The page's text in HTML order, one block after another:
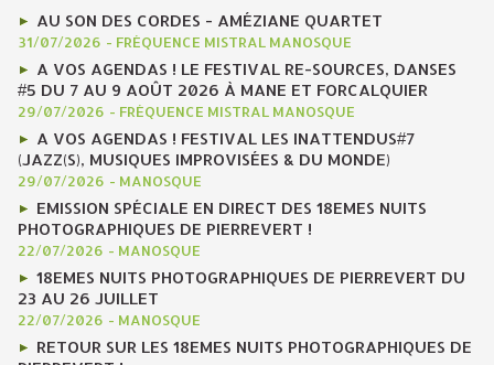
AU SON DES CORDES - AMÉZIANE QUARTET
31/07/2026 - FRÉQUENCE MISTRAL MANOSQUE
A VOS AGENDAS ! LE FESTIVAL RE-SOURCES, DANSES
#5 DU 7 AU 9 AOÛT 2026 À MANE ET FORCALQUIER
29/07/2026 - FRÉQUENCE MISTRAL MANOSQUE
A VOS AGENDAS ! FESTIVAL LES INATTENDUS#7
(JAZZ(S), MUSIQUES IMPROVISÉES & DU MONDE)
29/07/2026 - MANOSQUE
EMISSION SPÉCIALE EN DIRECT DES 18EMES NUITS
PHOTOGRAPHIQUES DE PIERREVERT !
22/07/2026 - MANOSQUE
18EMES NUITS PHOTOGRAPHIQUES DE PIERREVERT DU
23 AU 26 JUILLET
22/07/2026 - MANOSQUE
RETOUR SUR LES 18EMES NUITS PHOTOGRAPHIQUES DE